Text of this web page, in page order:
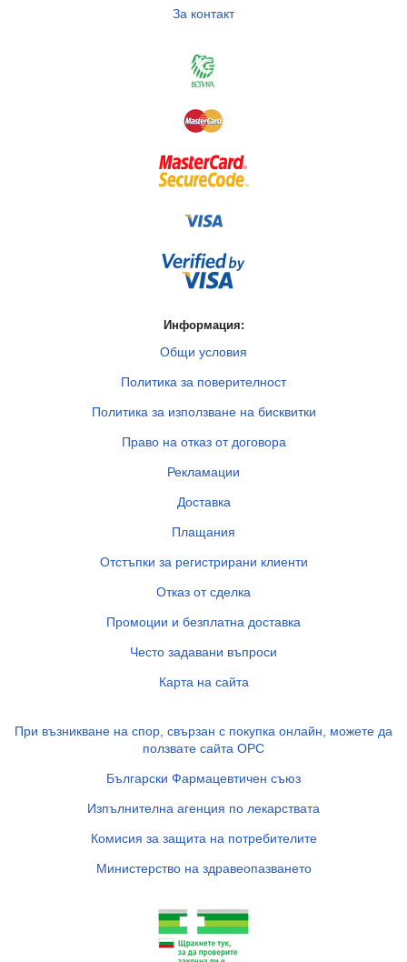
За контакт
Информация:
Общи условия
Политика за поверителност
Политика за използване на бисквитки
Право на отказ от договора
Рекламации
Доставка
Плащания
Отстъпки за регистрирани клиенти
Отказ от сделка
Промоции и безплатна доставка
Често задавани въпроси
Карта на сайта
При възникване на спор, свързан с покупка онлайн, можете да
ползвате сайта ОРС
Български Фармацевтичен съюз
Изпълнителна агенция по лекарствата
Комисия за защита на потребителите
Министерство на здравеопазването